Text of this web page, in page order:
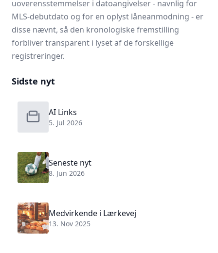
uoverensstemmelser i datoangivelser - navnlig for
MLS-debutdato og for en oplyst låneanmodning - er
disse nævnt, så den kronologiske fremstilling
forbliver transparent i lyset af de forskellige
registreringer.
Sidste nyt
AI Links
5. Jul 2026
Seneste nyt
8. Jun 2026
Medvirkende i Lærkevej
13. Nov 2025